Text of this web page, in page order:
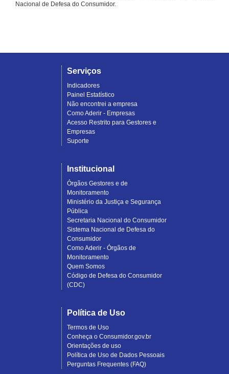
Nacional de Defesa do Consumidor.
Serviços
Indicadores
Painel Estatístico
Não encontrei a empresa
Como Aderir - Empresas
Acesso Restrito para Gestores e
Empresas
Suporte
Institucional
Órgãos Gestores e de
Monitoramento
Ministério da Justiça e Segurança
Pública
Secretaria Nacional do Consumidor
Sistema Nacional de Defesa do
Consumidor
Como Aderir - Órgãos de
Monitoramento
Quem Somos
Código de Defesa do Consumidor
(CDC)
Política de Uso
Termos de Uso
Conheça o Consumidor.gov.br
Orientações de uso
Política de Uso de Dados Pessoais
Perguntas Frequentes (FAQ)